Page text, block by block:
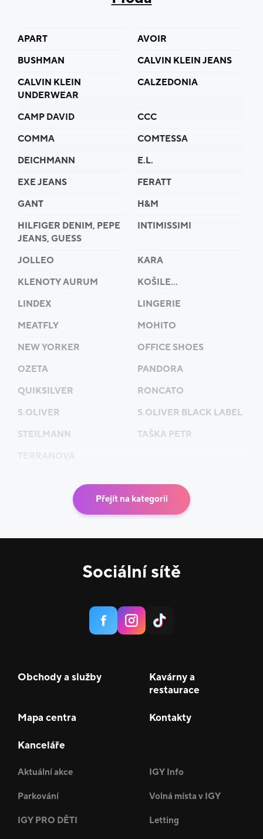
APART
AVOIR
BUSHMAN
CALVIN KLEIN JEANS
CALVIN KLEIN
UNDERWEAR
CALZEDONIA
CAMP DAVID
CCC
COMMA
COMTESSA
DEICHMANN
E.L.
EXE JEANS
FERATT
GANT
H&M
HILFIGER DENIM, PEPE
JEANS, GUESS
INTIMISSIMI
JOLLEO
KARA
KLENOTY AURUM
KOŠILE...
LINDEX
LINGERIE
MEATFLY
MOHITO
NEW YORKER
OFFICE SHOES
OZETA
PANDORA
QUIKSILVER
RONCATO
S.OLIVER
S.OLIVER BLACK LABEL
STEILMANN
TAŠKA PETR
Přejít na kategorii
Sociální sítě
Obchody a služby
Kavárny a
restaurace
Mapa centra Kontakty
Kanceláře
Aktuální akce IGY Info
Parkování Volná místa v IGY
IGY PRO DĚTI Letting